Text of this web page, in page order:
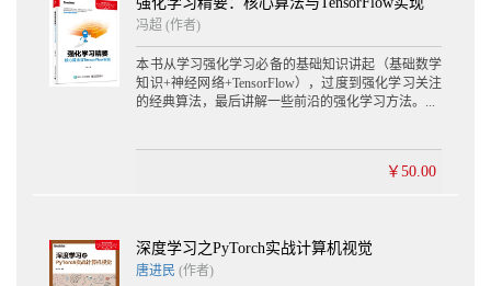
第15章 LSTM长短记，长序依赖可追忆 526
15.1 遗忘是好事还是坏事 527
15.2 施密德胡伯是何人 527
15.3 为什么需要LSTM 529
15.4 拆解LSTM 530
15.5.4 输出门 537
15.6 LSTM的训练流程 539
冯超 (作者)
本书从学习强化学习必备的基础知识讲起（基础数学
知识+神经网络+TensorFlow），过度到强化学习关注
的经典算法，最后讲解一些前沿的强化学习方法。...
￥50.00
深度学习之PyTorch实战计算机视觉
唐进民 (作者)